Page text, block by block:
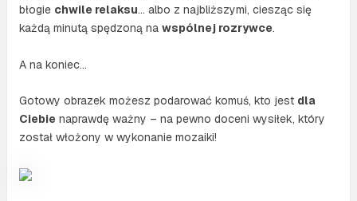
błogie chwile relaksu… albo z najbliższymi, ciesząc się
każdą minutą spędzoną na wspólnej rozrywce.
A na koniec…
Gotowy obrazek możesz podarować komuś, kto jest dla
Ciebie naprawdę ważny – na pewno doceni wysiłek, który
został włożony w wykonanie mozaiki!